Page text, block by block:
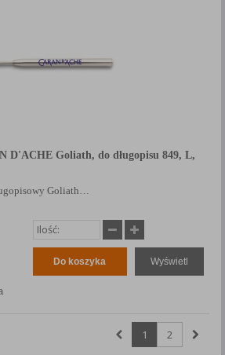
D'ACHE Goliath, do długopisu 849, L,
Goliath…
Do koszyka Wyświetl
1 2